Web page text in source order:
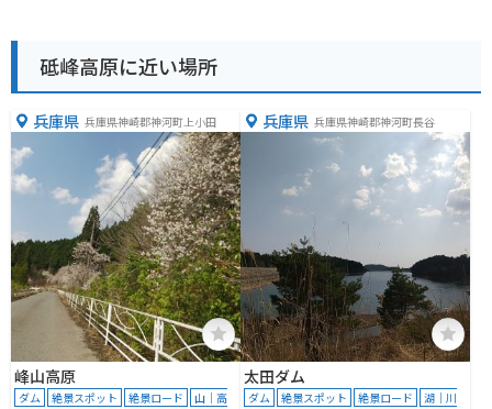
砥峰高原に近い場所
兵庫県 兵庫県神崎郡神河町上小田
峰山高原
ダム 絶景スポット 絶景ロード
山｜高
兵庫県 兵庫県神崎郡神河町長谷
太田ダム
ダム 絶景スポット 絶景ロード
湖｜川